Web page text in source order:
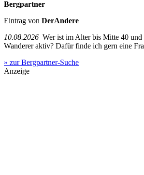
Bergpartner
Eintrag von DerAndere
10.08.2026 Wer ist im Alter bis Mitte 40 und
Wanderer aktiv? Dafür finde ich gern eine
» zur Bergpartner-Suche
Anzeige